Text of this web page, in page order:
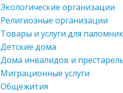
Экологические организации
Религиозные организации
Товары и услуги для
Детские дома
Дома инвалидов и
Миграционные услуги
Общежития